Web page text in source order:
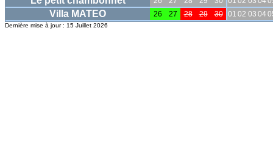
Villa MATEO 26 27 28 29 30 01 02 03 04
Dernière mise à jour : 15 Juillet 2026